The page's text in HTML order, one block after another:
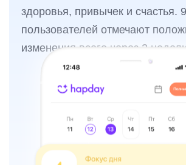
здоровья, привычек и счастья.
пользователей отмечают
изменения всего через 2